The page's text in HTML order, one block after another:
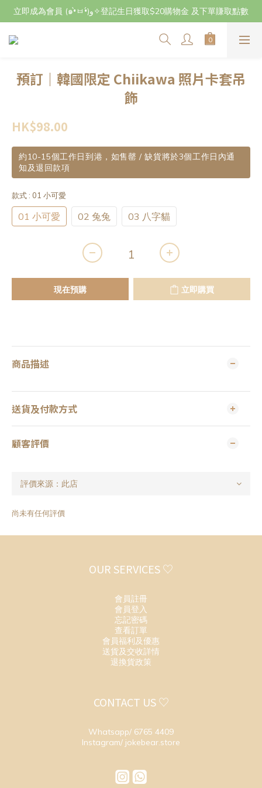
立即成為會員 (๑•̀ㅂ•́)و✧登記生日獲取$20購物金 及下單賺取點數
立即成為會員 (๑•̀ㅂ•́)و✧登記生日獲取$20購物金 及下單賺取點數
7月29日至8月3日期間因店主不在港將暫停交收及寄件，感謝~
預訂｜韓國限定 Chiikawa 照片卡套吊
飾
HK$98.00
約10-15個工作日到港，如售罄 / 缺貨將於3個工作日內通
知及退回款項
款式 : 01 小可愛
01 小可愛 02 兔兔 03 八字貓
現在預購 立即購買
商品描述
送貨及付款方式
顧客評價
尚未有任何評價
OUR SERVICES ♡
會員註冊
會員登入
忘記密碼
查看訂單
會員福利及優惠
送貨及交收詳情
退換貨政策
CONTACT US ♡
Whatsapp/ 6765 4409
Instagram/ jokebear.store